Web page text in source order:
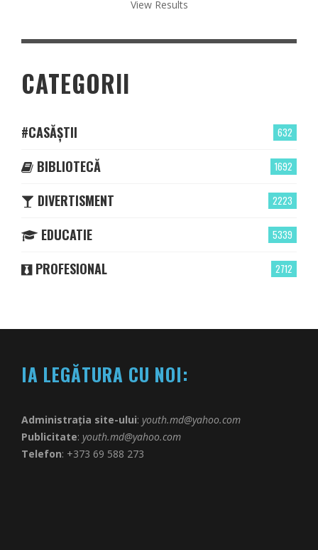
View Results
CATEGORII
632
#CASĂȘTII
1692
BIBLIOTECĂ
2223
DIVERTISMENT
5339
EDUCATIE
2712
PROFESIONAL
IA LEGĂTURA CU NOI:
Administrația site-ului: youth.md@yahoo.com
Publicitate: youth.md@yahoo.com
Telefon: +373 69 588 273